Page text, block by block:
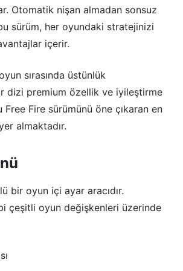
Otomatik nişan almadan sonsuz
sürüm, her oyundaki stratejinizi
içerir.
sırasında üstünlük
dizi premium özellik ve iyileştirme
Free Fire sürümünü öne çıkaran en
almaktadır.
bir oyun içi ayar aracıdır.
çeşitli oyun değişkenleri üzerinde